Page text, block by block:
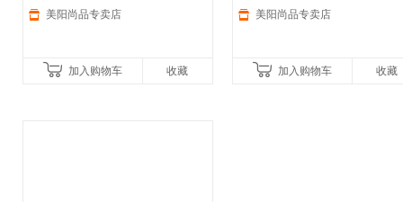
美阳尚品专卖店
加入购物车 收藏
美阳尚品专卖店
加入购物车 收藏